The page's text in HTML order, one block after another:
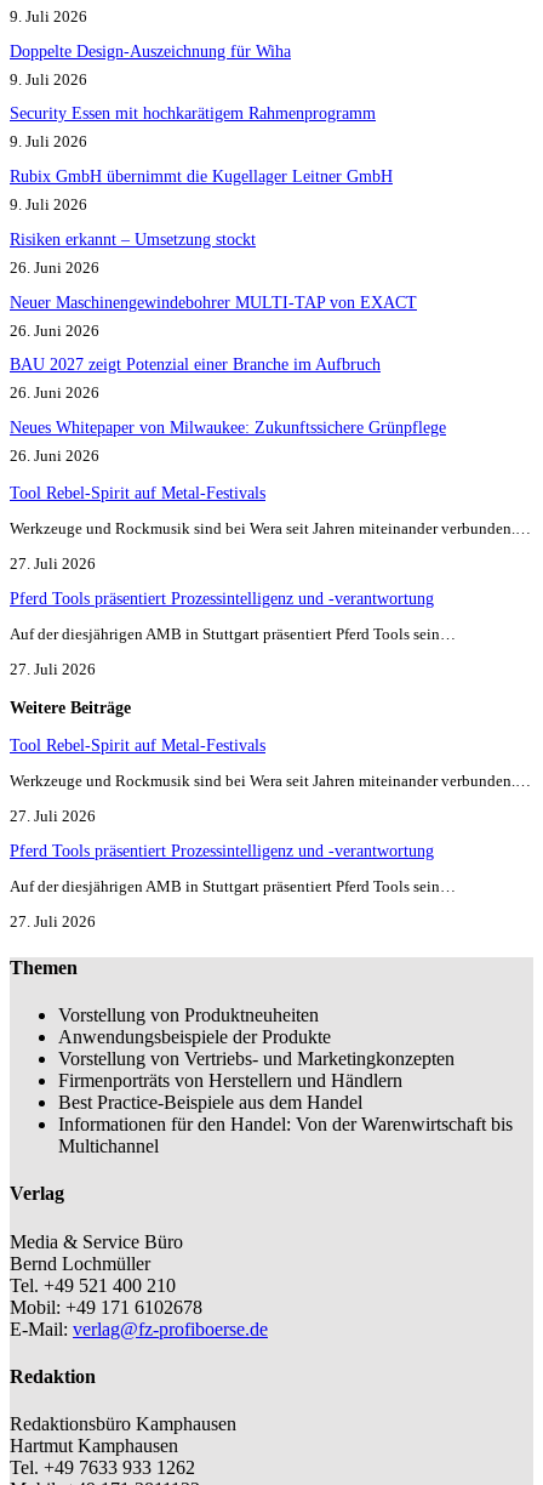
9. Juli 2026
Doppelte Design-Auszeichnung für Wiha
9. Juli 2026
Security Essen mit hochkarätigem Rahmenprogramm
9. Juli 2026
Rubix GmbH übernimmt die Kugellager Leitner GmbH
9. Juli 2026
Risiken erkannt – Umsetzung stockt
26. Juni 2026
Neuer Maschinengewindebohrer MULTI-TAP von EXACT
26. Juni 2026
BAU 2027 zeigt Potenzial einer Branche im Aufbruch​
26. Juni 2026
Neues Whitepaper von Milwaukee: Zukunftssichere Grünpflege
26. Juni 2026
Tool Rebel-Spirit auf Metal-Festivals
Werkzeuge und Rockmusik sind bei Wera seit Jahren miteinander verbunden.…
27. Juli 2026
Pferd Tools präsentiert Prozessintelligenz und -verantwortung
Auf der diesjährigen AMB in Stuttgart präsentiert Pferd Tools sein…
27. Juli 2026
Weitere Beiträge
Tool Rebel-Spirit auf Metal-Festivals
Werkzeuge und Rockmusik sind bei Wera seit Jahren miteinander verbunden.…
27. Juli 2026
Pferd Tools präsentiert Prozessintelligenz und -verantwortung
Auf der diesjährigen AMB in Stuttgart präsentiert Pferd Tools sein…
27. Juli 2026
Themen
Vorstellung von Produktneuheiten
Anwendungsbeispiele der Produkte
Vorstellung von Vertriebs- und Marketingkonzepten
Firmenporträts von Herstellern und Händlern
Best Practice-Beispiele aus dem Handel
Informationen für den Handel: Von der Warenwirtschaft bis
Multichannel
Verlag
Media & Service Büro
Bernd Lochmüller
Tel. +49 521 400 210
Mobil: +49 171 6102678
E-Mail: verlag@fz-profiboerse.de
Redaktion
Redaktionsbüro Kamphausen
Hartmut Kamphausen
Tel. +49 7633 933 1262